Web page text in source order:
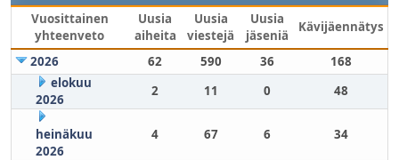
Vuosittainen
yhteenveto
Uusia
aiheita
Uusia
viestejä
Uusia
jäseniä
Kävijäennätys
2026 62 590 36
168
elokuu
2026
2 11 0 48
heinäkuu
2026
4 67 6 34